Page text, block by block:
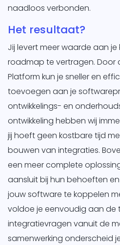
naadloos verbonden.
Het resultaat?
Jij levert meer waarde aan je
roadmap te vertragen. Door
Platform kun je sneller en
toevoegen aan je
ontwikkelings- en
ontwikkeling hebben wij
jij hoeft geen kostbare tijd
bouwen van integraties.
een meer complete
aansluit bij hun behoeften
jouw software te koppelen
voldoe je eenvoudig aan de
integratievragen vanuit de
samenwerking onderscheid